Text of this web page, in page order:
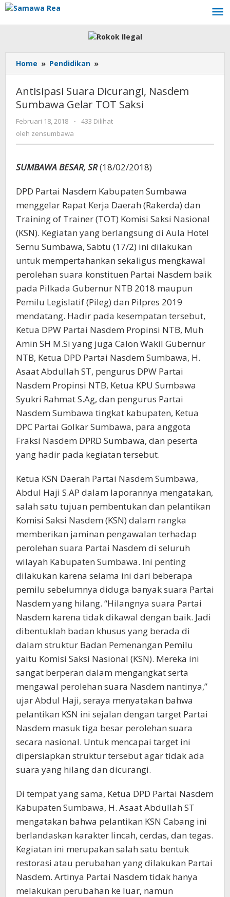
Lewati
konten
Home » Pendidikan »
Suara
Nasdem
Sumbawa
Gelar
Antisipasi Suara Dicurangi, Nasdem
Sumbawa Gelar TOT Saksi
Februari 18, 2018
oleh
-
433 Dilihat
oleh zensumbawa
SUMBAWA BESAR, SR(18/02/2018)
DPD Partai Nasdem Kabupaten Sumbawa
menggelar Rapat Kerja Daerah (Rakerda) dan
Training of Trainer (TOT) Komisi Saksi Nasional
(KSN). Kegiatan yang berlangsung di Aula Hotel
Sernu Sumbawa, Sabtu (17/2) ini dilakukan
untuk mempertahankan sekaligus mengkawal
perolehan suara konstituen Partai Nasdem baik
pada Pilkada Gubernur NTB 2018 maupun
Pemilu Legislatif (Pileg) dan Pilpres 2019
mendatang. Hadir pada kesempatan tersebut,
Ketua DPW Partai Nasdem Propinsi NTB, Muh
Amin SH M.Si yang juga Calon Wakil Gubernur
NTB, Ketua DPD Partai Nasdem Sumbawa, H.
Asaat Abdullah ST, pengurus DPW Partai
Nasdem Propinsi NTB, Ketua KPU Sumbawa
Syukri Rahmat S.Ag, dan pengurus Partai
Nasdem Sumbawa tingkat kabupaten, Ketua
DPC Partai Golkar Sumbawa, para anggota
Fraksi Nasdem DPRD Sumbawa, dan peserta
yang hadir pada kegiatan tersebut.
Ketua KSN Daerah Partai Nasdem Sumbawa,
Abdul Haji S.AP dalam laporannya mengatakan,
salah satu tujuan pembentukan dan pelantikan
Komisi Saksi Nasdem (KSN) dalam rangka
memberikan jaminan pengawalan terhadap
perolehan suara Partai Nasdem di seluruh
wilayah Kabupaten Sumbawa. Ini penting
dilakukan karena selama ini dari beberapa
pemilu sebelumnya diduga banyak suara Partai
Nasdem yang hilang. “Hilangnya suara Partai
Nasdem karena tidak dikawal dengan baik. Jadi
dibentuklah badan khusus yang berada di
dalam struktur Badan Pemenangan Pemilu
yaitu Komisi Saksi Nasional (KSN). Mereka ini
sangat berperan dalam mengangkat serta
mengawal perolehan suara Nasdem nantinya,”
ujar Abdul Haji, seraya menyatakan bahwa
pelantikan KSN ini sejalan dengan target Partai
Nasdem masuk tiga besar perolehan suara
secara nasional. Untuk mencapai target ini
dipersiapkan struktur tersebut agar tidak ada
suara yang hilang dan dicurangi.
Di tempat yang sama, Ketua DPD Partai Nasdem
Kabupaten Sumbawa, H. Asaat Abdullah ST
mengatakan bahwa pelantikan KSN Cabang ini
berlandaskan karakter lincah, cerdas, dan tegas.
Kegiatan ini merupakan salah satu bentuk
restorasi atau perubahan yang dilakukan Partai
Nasdem. Artinya Partai Nasdem tidak hanya
melakukan perubahan ke luar, namun